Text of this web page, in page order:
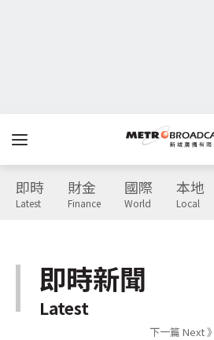
即時
Latest
財金
Finance
國際
World
本地
Local
即時新聞
Latest
下一篇 Next 》